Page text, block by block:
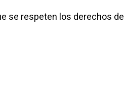
se respeten los derechos de